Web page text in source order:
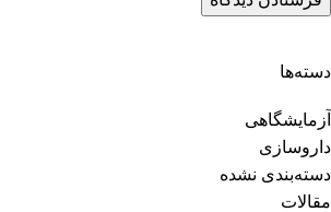
دسته‌ها
آزمایشگاهی
داروسازی
دسته‌بندی نشده
مقالات